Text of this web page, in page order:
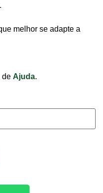
melhor se adapte a
de Ajuda.